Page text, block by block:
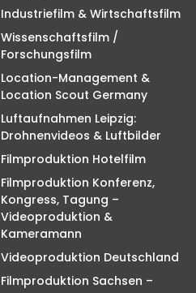
Industriefilm & Wirtschaftsfilm
Wissenschaftsfilm /
Forschungsfilm
Location-Management &
Location Scout Germany
Luftaufnahmen Leipzig:
Drohnenvideos & Luftbilder
Filmproduktion Hotelfilm
Filmproduktion Konferenz,
Kongress, Tagung –
Videoproduktion &
Kameramann
Videoproduktion Deutschland
Filmproduktion Sachsen –